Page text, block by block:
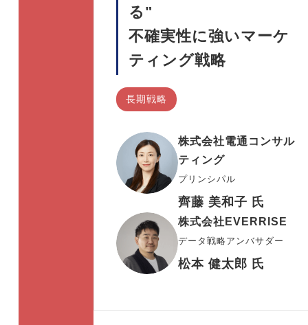
る"
不確実性に強いマーケ
ティング戦略
長期戦略
株式会社電通コンサル
ティング
プリンシパル
齊藤 美和子 氏
株式会社EVERRISE
データ戦略アンバサダー
松本 健太郎 氏